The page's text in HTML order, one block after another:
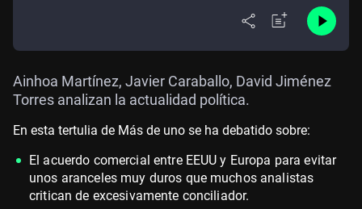
Ainhoa Martínez, Javier Caraballo, David Jiménez
Torres analizan la actualidad política.
En esta tertulia de Más de uno se ha debatido sobre:
El acuerdo comercial entre EEUU y Europa para evitar
unos aranceles muy duros que muchos analistas
critican de excesivamente conciliador.